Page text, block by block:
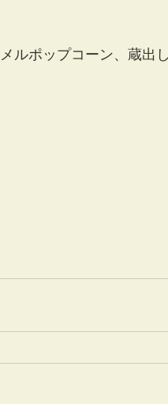
ルポップコーン、蔵出